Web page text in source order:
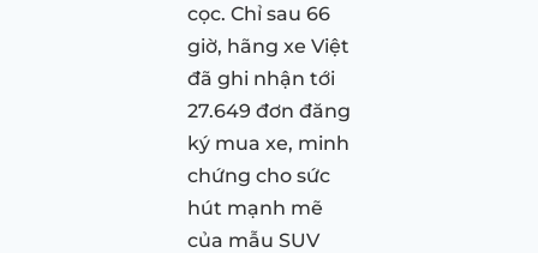
cọc. Chỉ sau 66
giờ, hãng xe Việt
đã ghi nhận tới
27.649 đơn đăng
ký mua xe, minh
chứng cho sức
hút mạnh mẽ
của mẫu SUV